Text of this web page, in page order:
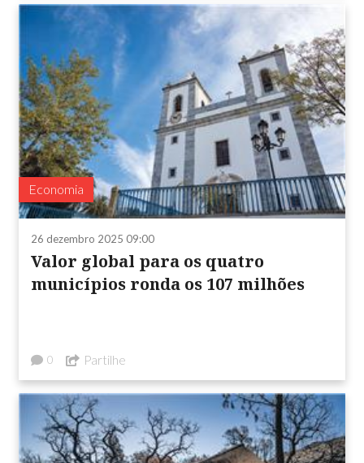
Economia
26 dezembro 2025 09:00
Valor global para os quatro
municípios ronda os 107 milhões
0 Partilhe